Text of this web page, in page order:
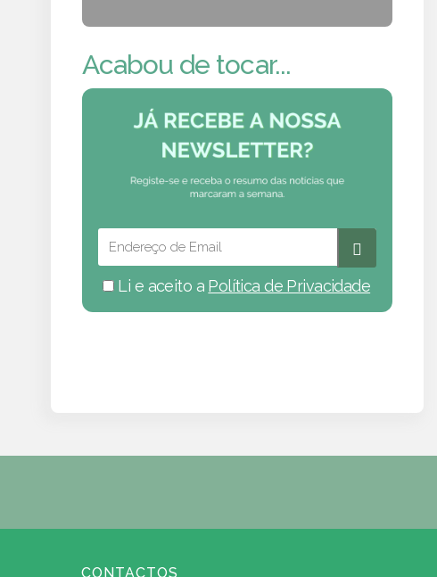
Acabou de tocar...
Li e aceito a Política de Privacidade
CONTACTOS